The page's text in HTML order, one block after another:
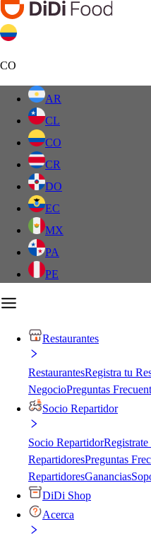
CO
AR
CL
CO
CR
DO
EC
MX
PA
PE
Restaurantes
RestaurantesRegistra tu
NegocioPreguntas
Socio Repartidor
Socio Repartidor
RepartidoresPreguntas
RepartidoresGanancias
DiDi Shop
Acerca